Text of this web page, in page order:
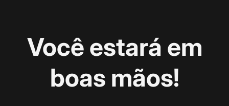
Você estará em
boas mãos!